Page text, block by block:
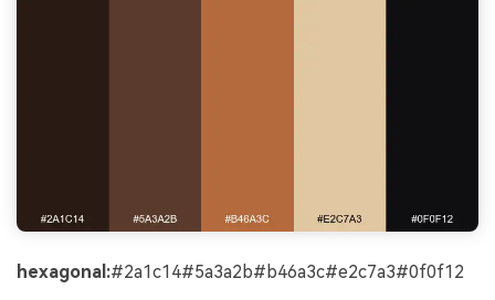
hexagonal:#2a1c14#5a3a2b#b46a3c#e2c7a3#0f0f12